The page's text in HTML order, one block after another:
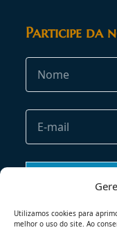
Utilizamos cookies para
melhor o uso do site. Ao
Participe da